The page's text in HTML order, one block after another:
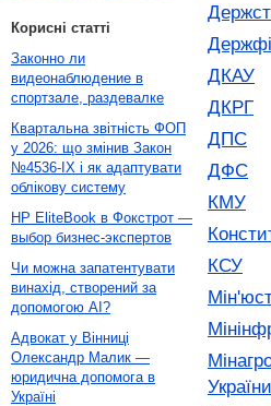
ДКАУ
ДКРГ
ДПС
ДФС
КМУ
КСУ
України
Корисні статті
Законно ли
видеонаблюдение в
спортзале, раздевалке
Квартальна звітність ФОП
у 2026: що змінив Закон
№4536-IX і як адаптувати
облікову систему
HP EliteBook в Фокстрот —
выбор бизнес-экспертов
Чи можна запатентувати
винахід, створений за
допомогою AI?
Адвокат у Вінниці
Олександр Малик —
юридична допомога в
Україні